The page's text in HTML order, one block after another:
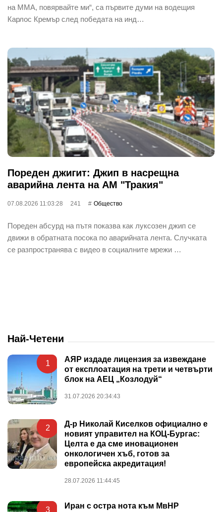
на ММА, повярвайте ми“, са първите думи на водещия
Карлос Кремър след победата на инд…
Пореден джигит: Джип в насрещна
аварийна лента на АМ "Тракия"
07.08.2026 11:03:28 241 Общество
Пореден абсурд на пътя показва как луксозен джип се
движи в обратната посока по аварийната лента. Случката
се разпространява с видео в социалните мрежи …
Най-Четени
1
АЯР издаде лицензия за извеждане
от експлоатация на трети и четвърти
блок на АЕЦ „Козлодуй“
31.07.2026 20:34:43
2
Д-р Николай Киселков официално е
новият управител на КОЦ-Бургас:
Целта е да сме иновационен
онкологичен хъб, готов за
европейска акредитация!
28.07.2026 11:44:45
3 Иран с остра нота към МвНР